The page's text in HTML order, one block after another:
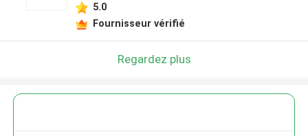
5.0
Fournisseur vérifié
Regardez plus